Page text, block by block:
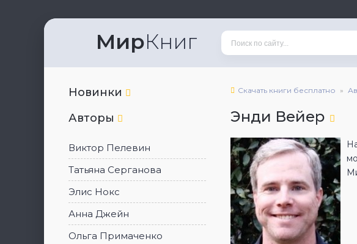
МирКниг
Новинки
Авторы
Виктор Пелевин
Татьяна Серганова
Элис Нокс
Анна Джейн
Ольга Примаченко
Скачать книги бесплатно
Энди Вейер